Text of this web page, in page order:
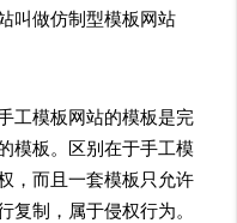
叫做仿制型模板网站
模板网站的模板是完
模板。区别在于手工模
，而且一套模板只允许
复制，属于侵权行为。